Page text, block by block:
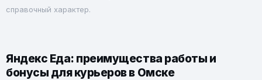
справочный характер.
Яндекс Еда: преимущества работы и
бонусы для курьеров в Омске